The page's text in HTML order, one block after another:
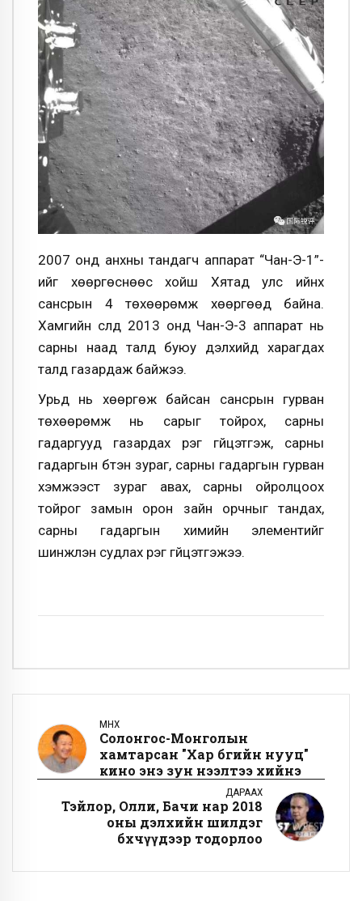
2007 онд анхны тандагч аппарат “Чан-Э-1”-
ийг хөөргөснөөс хойш Хятад улс ийнхүү
сансрын 4 төхөөрөмж хөөргөөд байна.
Хамгийн сүүлд 2013 онд Чан-Э-3 аппарат нь
сарны наад талд буюу дэлхийд харагдах
талд газардаж байжээ.
Урьд нь хөөргөж байсан сансрын гурван
төхөөрөмж нь сарыг тойрох, сарны
гадаргууд газардах үүрэг гүйцэтгэж, сарны
гадаргын бүтэн зураг, сарны гадаргын гурван
хэмжээст зураг авах, сарны ойролцоох
тойрог замын орон зайн орчныг тандах,
сарны гадаргын химийн элементийг
шинжлэн судлах үүрэг гүйцэтгэжээ.
ӨМНӨХ
Солонгос-Монголын
хамтарсан "Хар бөөгийн нууц"
кино энэ зун нээлтээ хийнэ
ДАРААХ
Тэйлор, Олли, Бачи нар 2018
оны дэлхийн шилдэг
бөхчүүдээр тодорлоо